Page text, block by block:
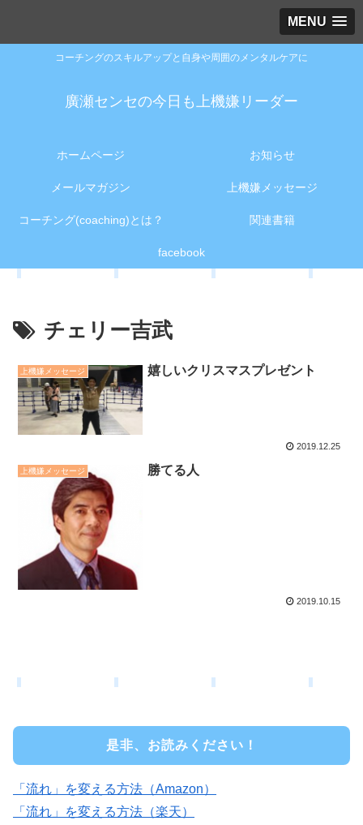
MENU
コーチングのスキルアップと自身や周囲のメンタルケアに
廣瀬センセの今日も上機嫌リーダー
ホームページ お知らせ
メールマガジン 上機嫌メッセージ
コーチング(coaching)とは？ 関連書籍
facebook
チェリー吉武
上機嫌メッセージ 嬉しいクリスマスプレゼント
2019.12.25
上機嫌メッセージ 勝てる人
2019.10.15
是非、お読みください！
「流れ」を変える方法（Amazon）
「流れ」を変える方法（楽天）